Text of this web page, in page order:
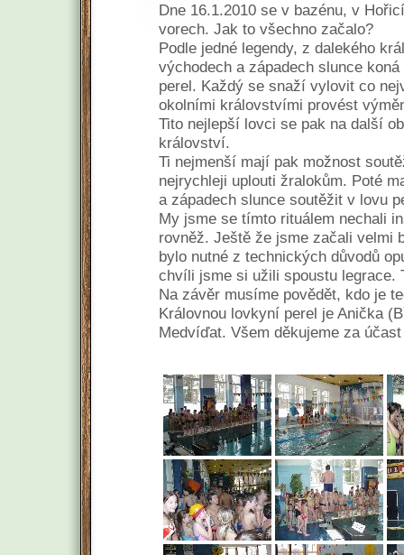
Dne 16.1.2010 se v bazénu, v
vorech. Jak to všechno začalo?
Podle jedné legendy, z dalekého
východech a západech slunce
perel. Každý se snaží vylovit co
okolními královstvími provést
Tito nejlepší lovci se pak na další
království.
Ti nejmenší mají pak možnost
nejrychleji uplouti žralokům. Poté
a západech slunce soutěžit v lovu
My jsme se tímto rituálem nechali
rovněž. Ještě že jsme začali velmi
bylo nutné z technických důvodů
chvíli jsme si užili spoustu legrace.
Na závěr musíme povědět, kdo je
Královnou lovkyní perel je Anička
Medvíďat. Všem děkujeme za